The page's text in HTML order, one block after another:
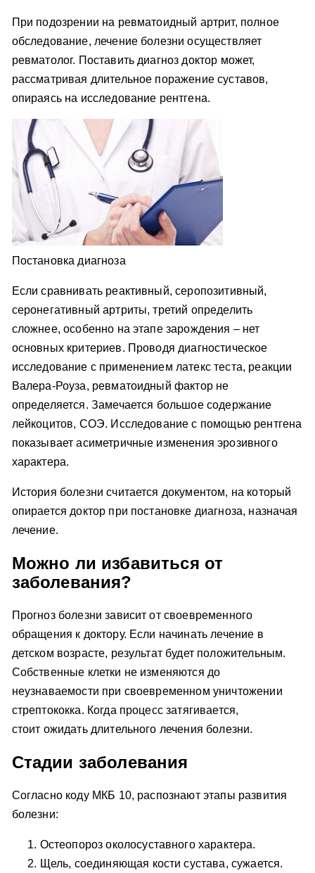
При подозрении на ревматоидный артрит, полное
обследование, лечение болезни осуществляет
ревматолог. Поставить диагноз доктор может,
рассматривая длительное поражение суставов,
опираясь на исследование рентгена.
Постановка диагноза
Если сравнивать реактивный, серопозитивный,
серонегативный артриты, третий определить
сложнее, особенно на этапе зарождения – нет
основных критериев. Проводя диагностическое
исследование с применением латекс теста, реакции
Валера-Роуза, ревматоидный фактор не
определяется. Замечается большое содержание
лейкоцитов, СОЭ. Исследование с помощью рентгена
показывает асиметричные изменения эрозивного
характера.
История болезни считается документом, на который
опирается доктор при постановке диагноза, назначая
лечение.
Можно ли избавиться от
заболевания?
Прогноз болезни зависит от своевременного
обращения к доктору. Если начинать лечение в
детском возрасте, результат будет положительным.
Собственные клетки не изменяются до
неузнаваемости при своевременном уничтожении
стрептококка. Когда процесс затягивается,
стоит ожидать длительного лечения болезни.
Стадии заболевания
Согласно коду МКБ 10, распознают этапы развития
болезни:
Остеопороз околосуставного характера.
Щель, соединяющая кости сустава, сужается.